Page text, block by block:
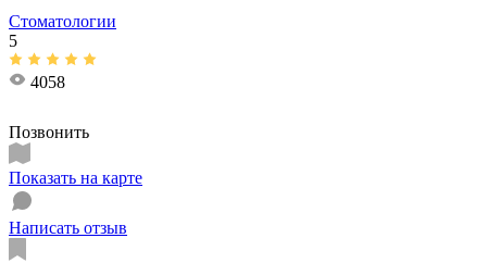
Стоматологии
5
4058
Позвонить
Показать на карте
Написать отзыв